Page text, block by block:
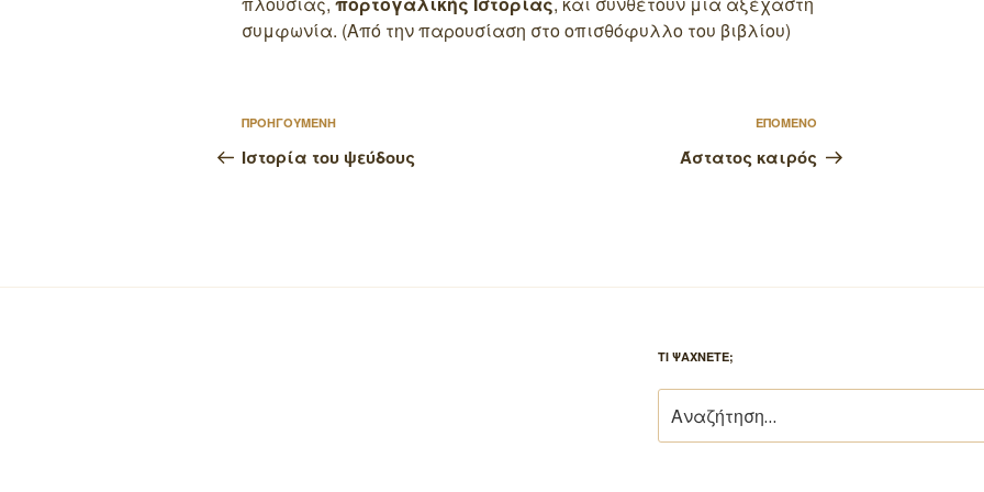
συμφωνία. (Από την παρουσίαση στο οπισθόφυλλο του βιβλίου)
Πλοήγηση
άρθρων
Προηγούμενο
άρθρο
ΠΡΟΗΓΟΥΜΕΝΗ
Ιστορία του ψεύδους
άρθρο
ΕΠΟΜΕΝΟ
Άστατος καιρός
ΤΙ ΨΑΧΝΕΤΕ;
για: